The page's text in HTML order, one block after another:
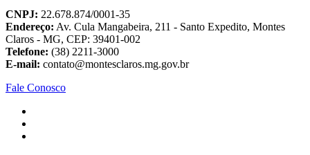
CNPJ: 22.678.874/0001-35
Endereço: Av. Cula Mangabeira, 211 - Santo Expedito, Montes
Claros - MG, CEP: 39401-002
Telefone: (38) 2211-3000
E-mail: contato@montesclaros.mg.gov.br
Fale Conosco